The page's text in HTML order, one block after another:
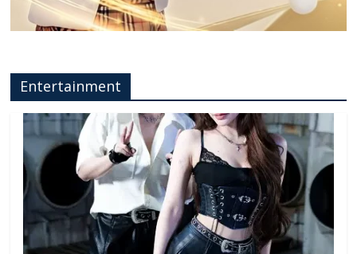
Entertainment